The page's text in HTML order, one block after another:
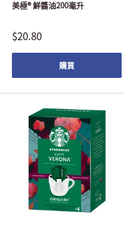
美極® 鮮醬油200毫升
$20.80
購買